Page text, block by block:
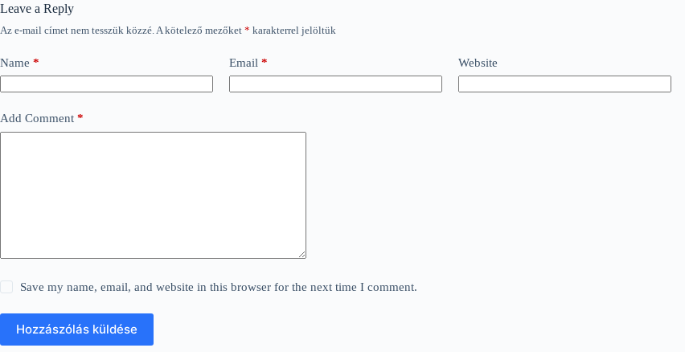
Leave a Reply
Az e-mail címet nem tesszük közzé. A kötelező mezőket * karakterrel jelöltük
Name * Email * Website
Add Comment *
Save my name, email, and website in this browser for the next time I comment.
Hozzászólás küldése